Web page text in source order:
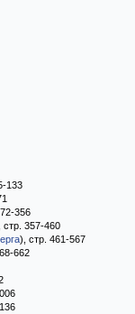
133
356
стр. 357-460
), стр. 461-567
662